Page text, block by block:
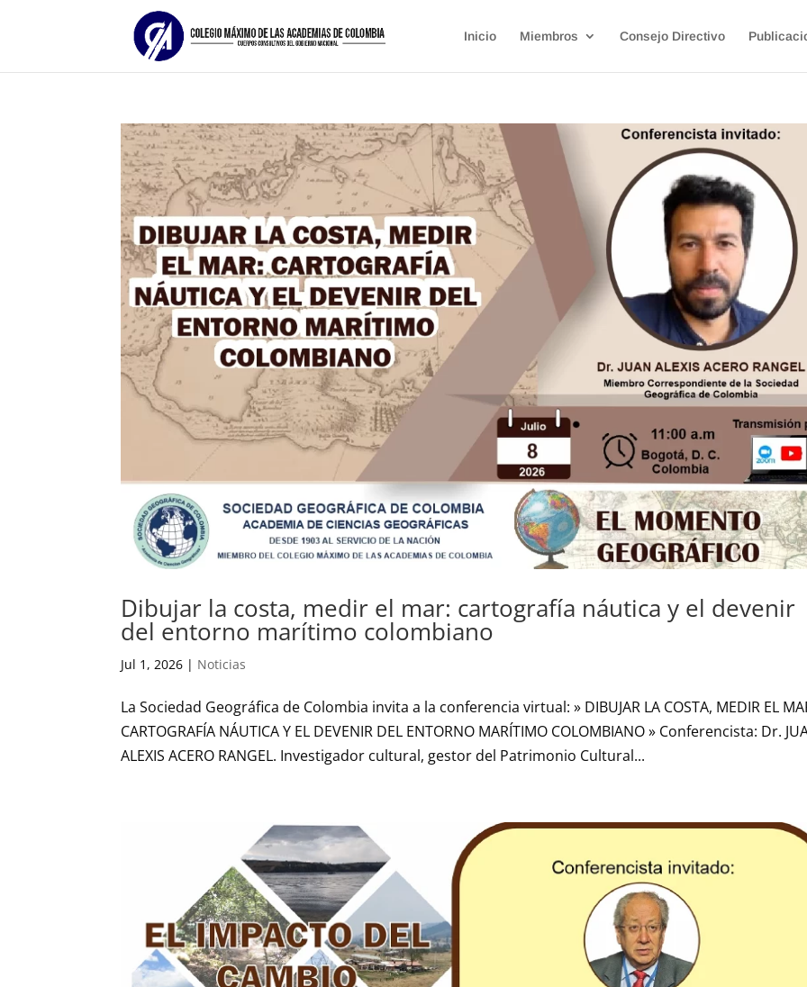
Inicio Miembros Consejo Directivo
Dibujar la costa, medir el mar: cartografía náutica y el devenir
del entorno marítimo colombiano
Jul 1, 2026 | Noticias
La Sociedad Geográfica de Colombia invita a la conferencia virtual: » DIBUJAR LA COSTA, MEDIR EL
CARTOGRAFÍA NÁUTICA Y EL DEVENIR DEL ENTORNO MARÍTIMO COLOMBIANO » Conferencista: Dr.
ALEXIS ACERO RANGEL. Investigador cultural, gestor del Patrimonio Cultural...